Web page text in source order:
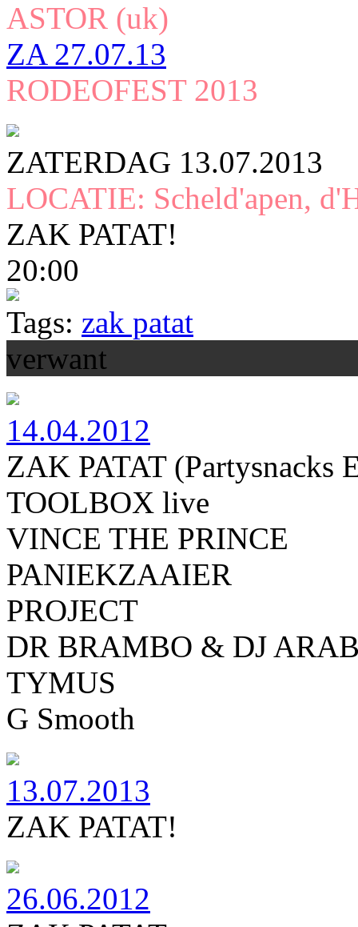
ASTOR (uk)
ZA27.07.13
RODEOFEST 2013
ZATERDAG 13.07.2013
LOCATIE: Scheld'apen,
ZAK PATAT!
20:00
Tags: zak patat
verwant
14.04.2012
ZAK PATAT (Partysnacks
TOOLBOX live
VINCE THE PRINCE
PANIEKZAAIER
PROJECT
DR BRAMBO & DJ
TYMUS
G Smooth
13.07.2013
ZAK PATAT!
26.06.2012